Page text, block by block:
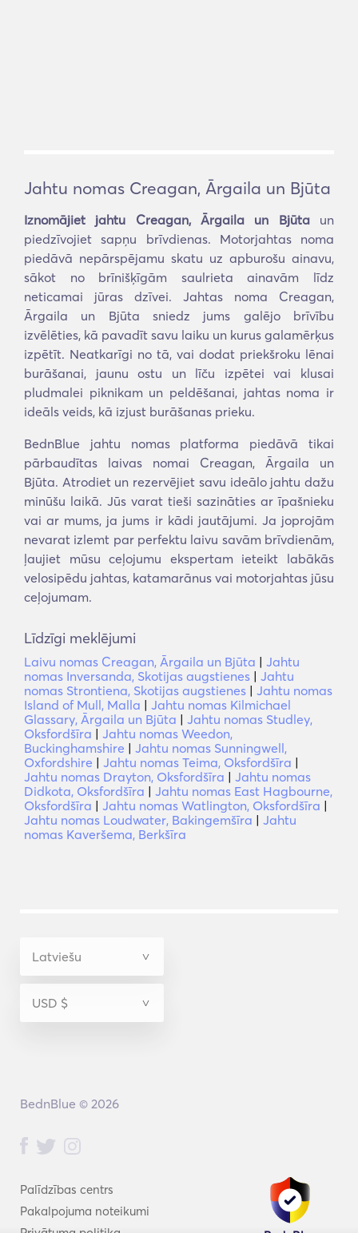
Jahtu nomas Creagan, Ārgaila un Bjūta
Iznomājiet jahtu Creagan, Ārgaila un Bjūtaun
piedzīvojiet sapņu brīvdienas. Motorjahtas noma
piedāvā nepārspējamu skatu uz apburošu ainavu,
sākot no brīnišķīgām saulrieta ainavām līdz
neticamai jūras dzīvei. Jahtas noma Creagan,
Ārgaila un Bjūta sniedz jums galējo brīvību
izvēlēties, kā pavadīt savu laiku un kurus galamērķus
izpētīt. Neatkarīgi no tā, vai dodat priekšroku lēnai
burāšanai, jaunu ostu un līču izpētei vai klusai
pludmalei piknikam un peldēšanai, jahtas noma ir
ideāls veids, kā izjust burāšanas prieku.
BednBlue jahtu nomas platforma piedāvā tikai
pārbaudītas laivas nomai Creagan, Ārgaila un
Bjūta. Atrodiet un rezervējiet savu ideālo jahtu dažu
minūšu laikā. Jūs varat tieši sazināties ar īpašnieku
vai ar mums, ja jums ir kādi jautājumi. Ja joprojām
nevarat izlemt par perfektu laivu savām brīvdienām,
ļaujiet mūsu ceļojumu ekspertam ieteikt labākās
velosipēdu jahtas, katamarānus vai motorjahtas jūsu
ceļojumam.
Līdzīgi meklējumi
Laivu nomas Creagan, Ārgaila un Bjūta | Jahtu
nomas Inversanda, Skotijas augstienes | Jahtu
nomas Strontiena, Skotijas augstienes | Jahtu nomas
Island of Mull, Malla | Jahtu nomas Kilmichael
Glassary, Ārgaila un Bjūta | Jahtu nomas Studley,
Oksfordšīra | Jahtu nomas Weedon,
Buckinghamshire | Jahtu nomas Sunningwell,
Oxfordshire | Jahtu nomas Teima, Oksfordšīra |
Jahtu nomas Drayton, Oksfordšīra | Jahtu nomas
Didkota, Oksfordšīra | Jahtu nomas East Hagbourne,
Oksfordšīra | Jahtu nomas Watlington, Oksfordšīra |
Jahtu nomas Loudwater, Bakingemšīra | Jahtu
nomas Kaveršema, Berkšīra
Palīdzības centrs
Pakalpojuma noteikumi
BednBlue © 2026